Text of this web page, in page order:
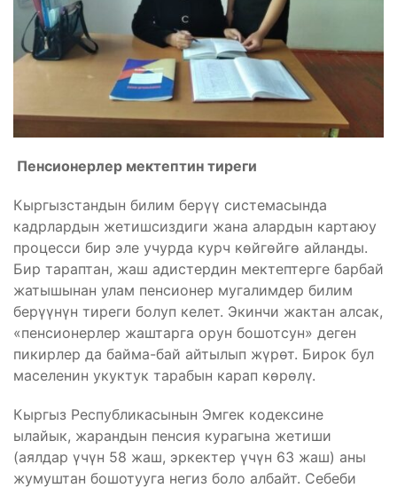
Пенсионерлер мектептин тиреги
Кыргызстандын билим берүү системасында
кадрлардын жетишсиздиги жана алардын картаюу
процесси бир эле учурда курч көйгөйгө айланды.
Бир тараптан, жаш адистердин мектептерге барбай
жатышынан улам пенсионер мугалимдер билим
берүүнүн тиреги болуп келет. Экинчи жактан алсак,
«пенсионерлер жаштарга орун бошотсун» деген
пикирлер да байма-бай айтылып жүрөт. Бирок бул
маселенин укуктук тарабын карап көрөлү.
Кыргыз Республикасынын Эмгек кодексине
ылайык, жарандын пенсия курагына жетиши
(аялдар үчүн 58 жаш, эркектер үчүн 63 жаш) аны
жумуштан бошотууга негиз боло албайт. Себеби